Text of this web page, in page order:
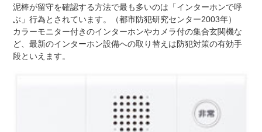
泥棒が留守を確認する方法で最も多いのは「インターホンで呼
ぶ」行為とされています。（都市防犯研究センター2003年）
カラーモニター付きのインターホンやカメラ付の集合玄関機な
ど、最新のインターホン設備への取り替えは防犯対策の有効手
段といえます。